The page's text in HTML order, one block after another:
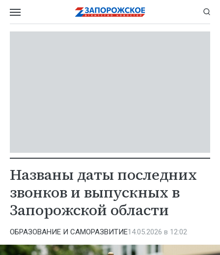
Названы даты последних
звонков и выпускных в
Запорожской области
ОБРАЗОВАНИЕ И САМОРАЗВИТИЕ14.05.2026 в 12:02